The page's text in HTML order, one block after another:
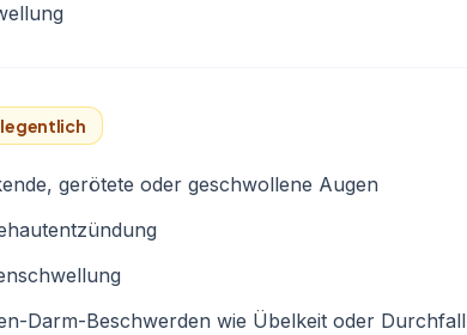
gerötete oder geschwollene Augen
Darm-Beschwerden wie Übelkeit oder Durchfall